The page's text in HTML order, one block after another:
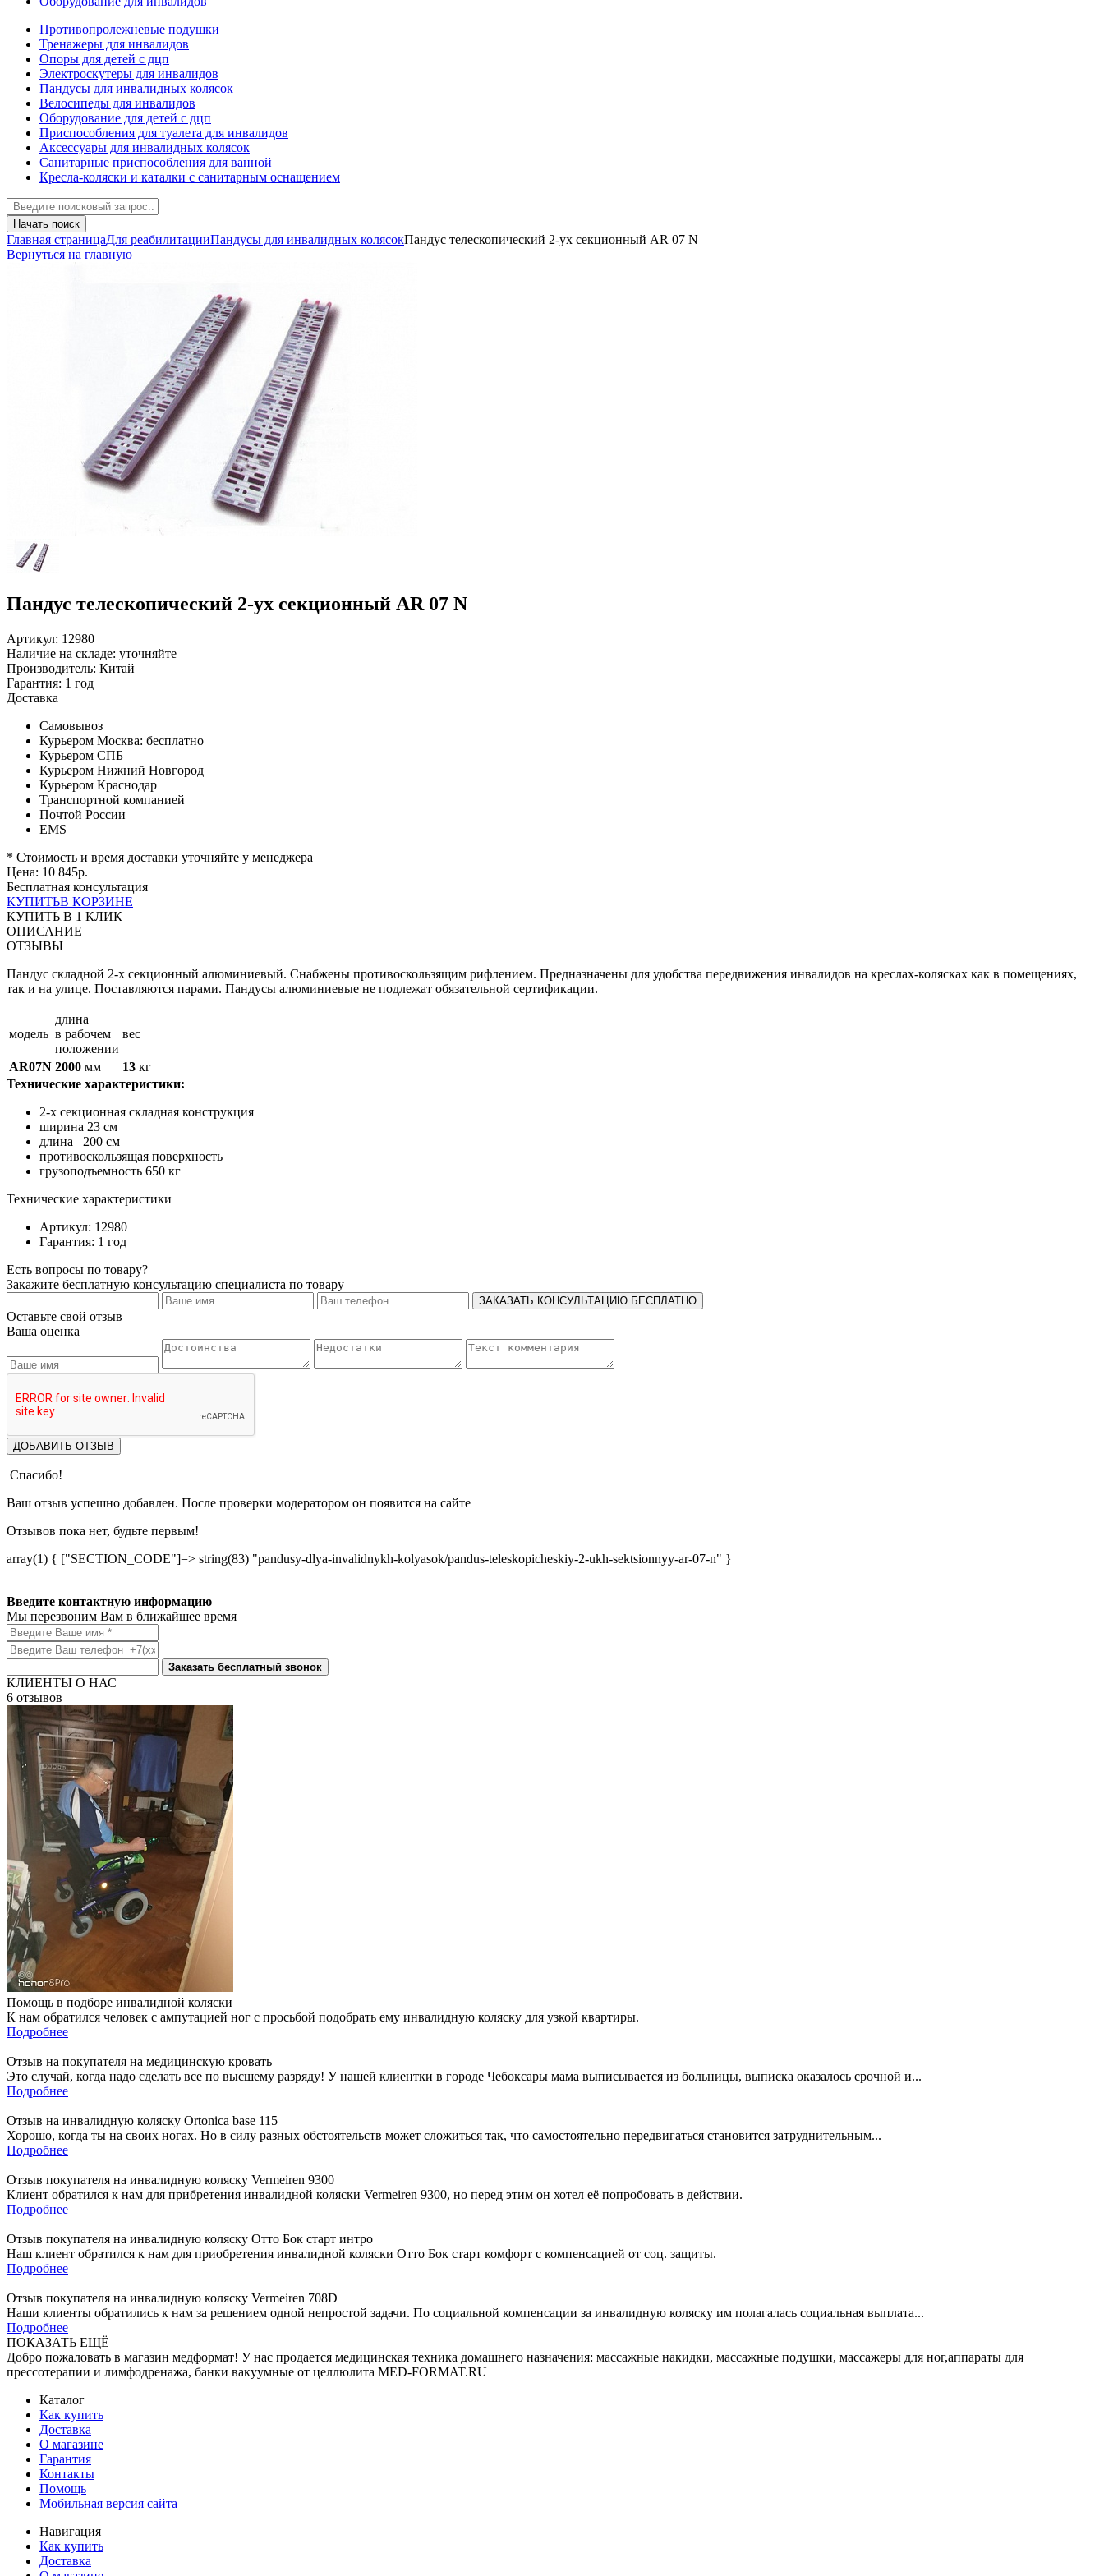
Противопролежневые подушки
Тренажеры для инвалидов
Опоры для детей с дцп
Электроскутеры для инвалидов
Пандусы для инвалидных колясок
Велосипеды для инвалидов
Оборудование для детей с дцп
Приспособления для туалета для инвалидов
Аксессуары для инвалидных колясок
Санитарные приспособления для ванной
Кресла-коляски и каталки с санитарным оснащением
Начать поиск
Главная страницаДля реабилитацииПандусы для инвалидных колясокПандус телескопический 2-ух секционный AR 07 N
Вернуться на главную
Пандус телескопический 2-ух секционный AR 07 N
Артикул: 12980
Наличие на складе: уточняйте
Производитель: Китай
Гарантия: 1 год
Доставка
Самовывоз
Курьером Москва: бесплатно
Курьером СПБ
Курьером Нижний Новгород
Курьером Краснодар
Транспортной компанией
Почтой России
EMS
* Стоимость и время доставки уточняйте у менеджера
Цена: 10 845р.
Бесплатная консультация
КУПИТЬВ КОРЗИНЕ
КУПИТЬ В 1 КЛИК
ОПИСАНИЕ
ОТЗЫВЫ
Пандус складной 2-х секционный алюминиевый. Снабжены противоскользящим рифлением. Предназначены для удобства передвижения инвалидов на креслах-колясках как в помещениях,
так и на улице. Поставляются парами. Пандусы алюминиевые не подлежат обязательной сертификации.
модель
длина
в рабочем
положении
вес
AR07N 2000 мм 13 кг
Технические характеристики:
2-х секционная складная конструкция
ширина 23 см
длина –200 см
противоскользящая поверхность
грузоподъемность 650 кг
Технические характеристики
Артикул: 12980
Гарантия: 1 год
Есть вопросы по товару?
Закажите бесплатную консультацию специалиста по товару
ЗАКАЗАТЬ КОНСУЛЬТАЦИЮ БЕСПЛАТНО
Оставьте свой отзыв
Ваша оценка
ДОБАВИТЬ ОТЗЫВ
Спасибо!
Ваш отзыв успешно добавлен. После проверки модератором он появится на сайте
Отзывов пока нет, будьте первым!
array(1) { ["SECTION_CODE"]=> string(83) "pandusy-dlya-invalidnykh-kolyasok/pandus-teleskopicheskiy-2-ukh-sektsionnyy-ar-07-n" }
Введите контактную информацию
Мы перезвоним Вам в ближайшее время
Заказать бесплатный звонок
КЛИЕНТЫ О НАС
6 отзывов
Помощь в подборе инвалидной коляски
К нам обратился человек с ампутацией ног с просьбой подобрать ему инвалидную коляску для узкой квартиры.
Подробнее
Отзыв на покупателя на медицинскую кровать
Это случай, когда надо сделать все по высшему разряду! У нашей клиентки в городе Чебоксары мама выписывается из больницы, выписка оказалось срочной и...
Подробнее
Отзыв на инвалидную коляску Ortonica base 115
Хорошо, когда ты на своих ногах. Но в силу разных обстоятельств может сложиться так, что самостоятельно передвигаться становится затруднительным...
Подробнее
Отзыв покупателя на инвалидную коляску Vermeiren 9300
Клиент обратился к нам для прибретения инвалидной коляски Vermeiren 9300, но перед этим он хотел её попробовать в действии.
Подробнее
Отзыв покупателя на инвалидную коляску Отто Бок старт интро
Наш клиент обратился к нам для приобретения инвалидной коляски Отто Бок старт комфорт с компенсацией от соц. защиты.
Подробнее
Отзыв покупателя на инвалидную коляску Vermeiren 708D
Наши клиенты обратились к нам за решением одной непростой задачи. По социальной компенсации за инвалидную коляску им полагалась социальная выплата...
Подробнее
ПОКАЗАТЬ ЕЩЁ
Добро пожаловать в магазин медформат! У нас продается медицинская техника домашнего назначения: массажные накидки, массажные подушки, массажеры для ног,аппараты для
прессотерапии и лимфодренажа, банки вакуумные от целлюлита MED-FORMAT.RU
Каталог
Как купить
Доставка
О магазине
Гарантия
Контакты
Помощь
Мобильная версия сайта
Навигация
Как купить
Доставка